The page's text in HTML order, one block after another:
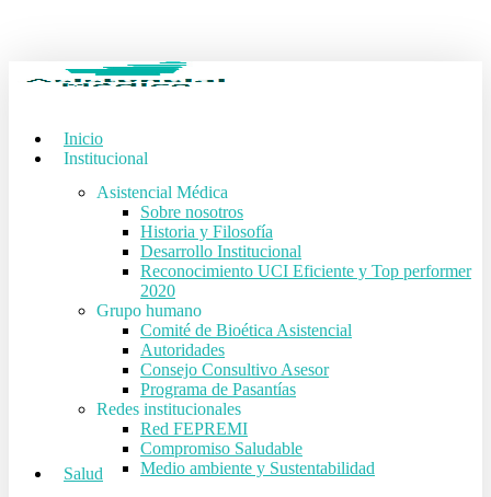
content
Inicio
Institucional
Asistencial Médica
Sobre nosotros
Historia y Filosofía
Desarrollo Institucional
Reconocimiento UCI Eficiente y Top performer
2020
Grupo humano
Comité de Bioética Asistencial
Autoridades
Consejo Consultivo Asesor
Programa de Pasantías
Redes institucionales
Red FEPREMI
Compromiso Saludable
Medio ambiente y Sustentabilidad
Salud